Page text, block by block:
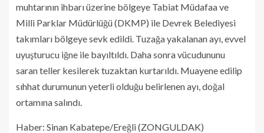
muhtarının ihbarı üzerine bölgeye Tabiat Müdafaa ve
Milli Parklar Müdürlüğü (DKMP) ile Devrek Belediyesi
takımları bölgeye sevk edildi. Tuzağa yakalanan ayı, evvel
uyuşturucu iğne ile bayıltıldı. Daha sonra vücudununu
saran teller kesilerek tuzaktan kurtarıldı. Muayene edilip
sıhhat durumunun yeterli olduğu belirlenen ayı, doğal
ortamına salındı.
Haber: Sinan Kabatepe/Ereğli (ZONGULDAK)